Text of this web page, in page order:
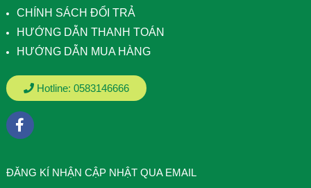
CHÍNH SÁCH ĐỔI TRẢ
HƯỚNG DẪN THANH TOÁN
HƯỚNG DẪN MUA HÀNG
Hotline: 0583146666
ÐĂNG KÍ NHẬN CẬP NHẬT QUA EMAIL